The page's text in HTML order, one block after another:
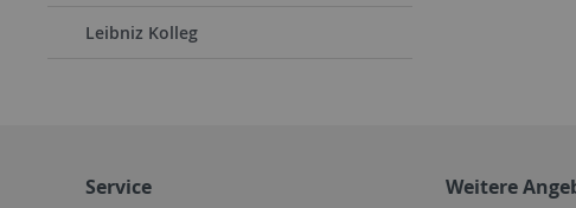
Leibniz Kolleg
Service Weitere